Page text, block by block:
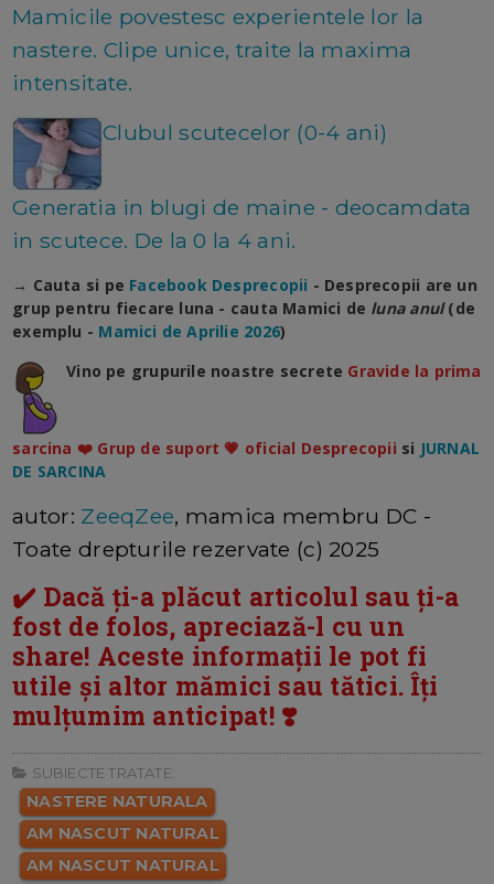
Mamicile povestesc experientele lor la
nastere. Clipe unice, traite la maxima
intensitate.
Clubul scutecelor (0-4 ani)
Generatia in blugi de maine - deocamdata
in scutece. De la 0 la 4 ani.
→ Cauta si pe Facebook Desprecopii - Desprecopii are un
grup pentru fiecare luna - cauta Mamici de luna anul (de
exemplu - Mamici de Aprilie 2026)
Vino pe grupurile noastre secrete Gravide la prima
sarcina ❤️ Grup de suport 💗 oficial Desprecopii si JURNAL
DE SARCINA
autor: ZeeqZee, mamica membru DC -
Toate drepturile rezervate (c) 2025
✔️ Dacă ți-a plăcut articolul sau ți-a
fost de folos, apreciază-l cu un
share! Aceste informații le pot fi
utile și altor mămici sau tătici. Îți
mulțumim anticipat! ❣️
SUBIECTE TRATATE:
NASTERE NATURALA
AM NASCUT NATURAL
AM NASCUT NATURAL